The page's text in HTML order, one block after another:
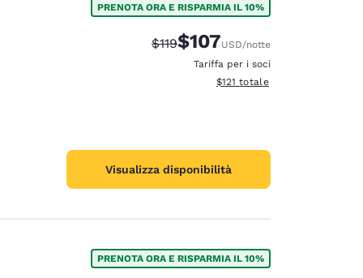
PRENOTA ORA E RISPARMIA IL 10%
Tariffa di barratura:
$119Tariffa scontata:
$107USD/notte
Tariffa per i soci
Visualizza i dettagli totali
$121 totale
Visualizza disponibilità
PRENOTA ORA E RISPARMIA IL 10%